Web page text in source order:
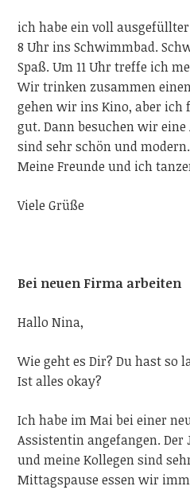
ich habe ein voll
8 Uhr ins Schwimmbad.
Spaß. Um 11 Uhr treffe ich
Wir trinken zusammen
gehen wir ins Kino, aber ich
gut. Dann besuchen wir
sind sehr schön und
Meine Freunde und ich
Viele Grüße
Bei neuen Firma arbeiten
Hallo Nina,
Wie geht es Dir? Du hast so
Ist alles okay?
Ich habe im Mai bei einer
Assistentin angefangen.
und meine Kollegen sind
Mittagspause essen wir